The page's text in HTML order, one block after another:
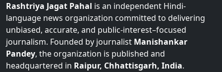
Rashtriya Jagat Pahal is an independent Hindi-
language news organization committed to delivering
unbiased, accurate, and public-interest–focused
journalism. Founded by journalist Manishankar
Pandey, the organization is published and
headquartered in Raipur, Chhattisgarh, India.